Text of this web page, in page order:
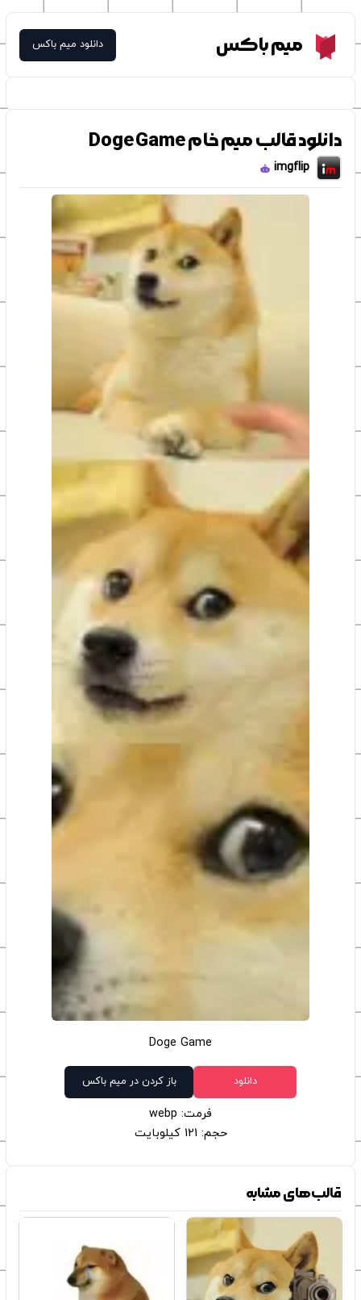
Meme Boxمیم باکس دانلود میم باکس
دانلود قالب میم خام Doge Game
imgflip
Doge Game
دانلود باز کردن در میم باکس
فرمت: webp
حجم: 121 کیلوبایت
قالب‌های مشابه